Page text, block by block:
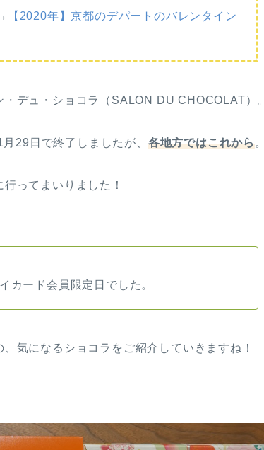
【2020年】京都のデパートのバレンタイン
デュ・ショコラ（SALON DU CHOCOLAT）。
29日で終了しましたが、 各地方ではこれから。
行ってまいりました！
カード会員限定日でした。
気になるショコラをご紹介していきますね！